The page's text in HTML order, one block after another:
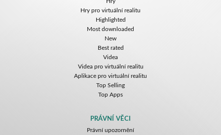
Hry pro virtuální realitu
Highlighted
Most downloaded
New
Best rated
Videa
Videa pro virtuální realitu
Aplikace pro virtuální realitu
Top Selling
Top Apps
PRÁVNÍ VĚCI
Právní upozornění